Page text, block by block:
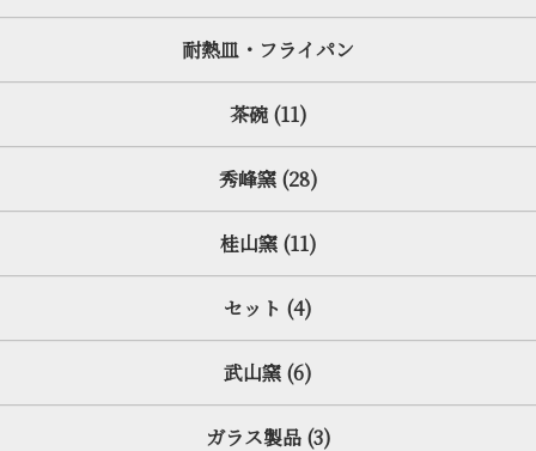
耐熱皿・フライパン
茶碗 (11)
秀峰窯 (28)
桂山窯 (11)
セット (4)
武山窯 (6)
ガラス製品 (3)